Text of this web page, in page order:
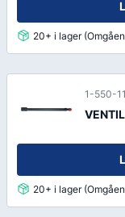
20+ i lager
1-550-
20+ i lager